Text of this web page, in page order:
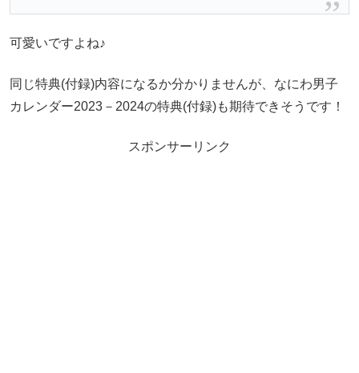
可愛いですよね♪
同じ特典(付録)内容になるか分かりませんが、なにわ男子
カレンダー2023－2024の特典(付録)も期待できそうです！
スポンサーリンク